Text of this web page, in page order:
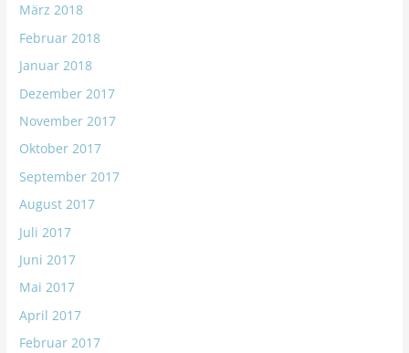
März 2018
Februar 2018
Januar 2018
Dezember 2017
November 2017
Oktober 2017
September 2017
August 2017
Juli 2017
Juni 2017
Mai 2017
April 2017
Februar 2017